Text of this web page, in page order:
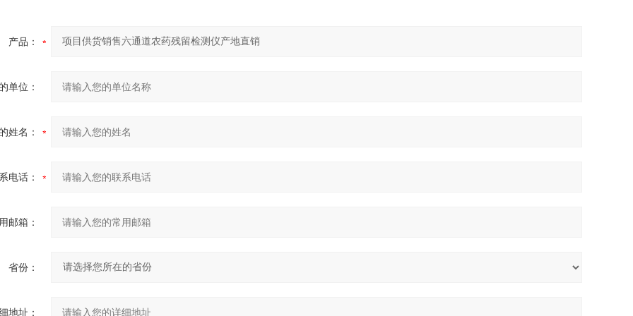
产品：
单位：
姓名：
电话：
邮箱：
省份：
地址：